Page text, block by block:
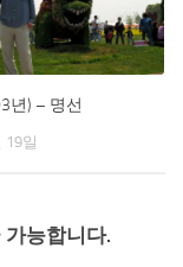
년) – 명선
19일
능합니다.